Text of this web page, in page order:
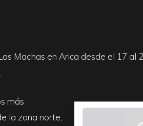
Machas en Arica desde el 17 al
más
la zona norte,